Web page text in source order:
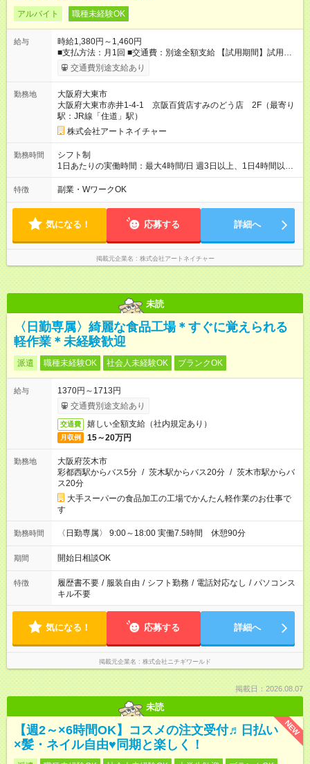
アルバイト 職種未経験OK
給与
時給1,380円～1,460円
■支払方法：月1回 ■交通費：別途全額支給 【試用期間】試用期
間あり 試用期間の長さ：6ヶ月 雇用形態、給与は本採用時と同
じです。
交通費別途支給あり
勤務地
大阪府大東市
大阪府大東市赤井1-4-1 京阪百貨店すみのどう店 2F（最寄り
駅：JR線「住道」駅）
株式会社アートネイチャー
勤務時間
シフト制
1日あたりの実働時間：最大4時間/日 週3日以上、1日4時間以上
土曜や日曜のお休みも応相談 16:00～20:00 「昼間のレジの仕事
とWワークで働きたい」 「夕食後の空いている時間を有効活用
特徴 副業・WワークOK
気になる！ 応募する 詳細へ
掲載元企業名 株式会社アートネイチャー
未読
〈日勤専属〉綺麗な食品工場＊すぐに覚えられる
軽作業＊未経験歓迎
派遣 職種未経験OK 社会人未経験OK ブランクOK
給与
1370円～1713円
交通費別途支給あり
交通費 嬉しい全額支給（社内規定あり）
月収例 15～20万円
勤務地
大阪府茨木市
彩都西駅からバス5分 / 茨木駅からバス20分 / 茨木市駅からバ
ス20分
大手スーパーの食品加工の工場でかんたん軽作業のお仕事で
す
勤務時間 〈日勤専属〉 9:00～18:00 実働7.5時間 休憩90分
期間 開始日相談OK
特徴 履歴書不要 / 服装自由 / シフト勤務 / 電話対応なし / パソコンス
キル不要
気になる！ 応募する 詳細へ
掲載元企業名 株式会社ニチギワールド
掲載日：2026.08.07
未読
NEW
【週2～×6時間OK】コスメの注文受付♬日払い
×髪・ネイル自由♥同期と楽しく！